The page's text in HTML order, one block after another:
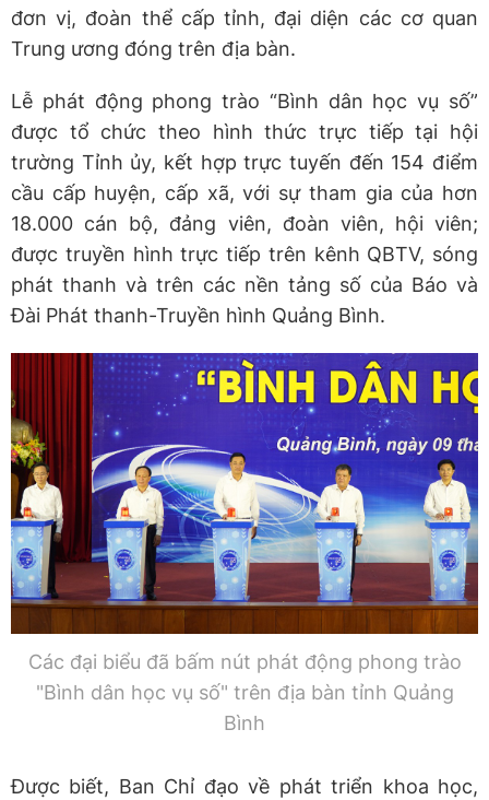
đơn vị, đoàn thể cấp tỉnh, đại diện các cơ quan
Trung ương đóng trên địa bàn.
Lễ phát động phong trào “Bình dân học vụ số”
được tổ chức theo hình thức trực tiếp tại hội
trường Tỉnh ủy, kết hợp trực tuyến đến 154 điểm
cầu cấp huyện, cấp xã, với sự tham gia của hơn
18.000 cán bộ, đảng viên, đoàn viên, hội viên;
được truyền hình trực tiếp trên kênh QBTV, sóng
phát thanh và trên các nền tảng số của Báo và
Đài Phát thanh-Truyền hình Quảng Bình.
Các đại biểu đã bấm nút phát động phong trào
"Bình dân học vụ số" trên địa bàn tỉnh Quảng
Bình
Được biết, Ban Chỉ đạo về phát triển khoa học,